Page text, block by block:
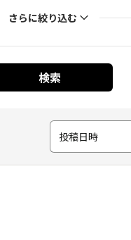
さらに絞り込む
検索
投稿日時